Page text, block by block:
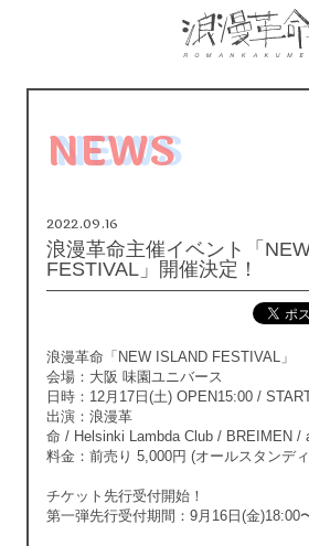
NEWS
2022.09.16
浪漫革命主催イベント「
FESTIVAL」開催決定！
浪漫革命「NEW ISLAND FESTIVAL」
会場：大阪 味園ユニバース
日時：12月17日(土) OPEN15:00 /
出演：浪漫革
命 / Helsinki Lambda Club / BREIMEN /
料金：前売り 5,000円 (オールスタンデ
チケット先行受付開始！
第一弾先行受付期間：9月16日(金)18:00